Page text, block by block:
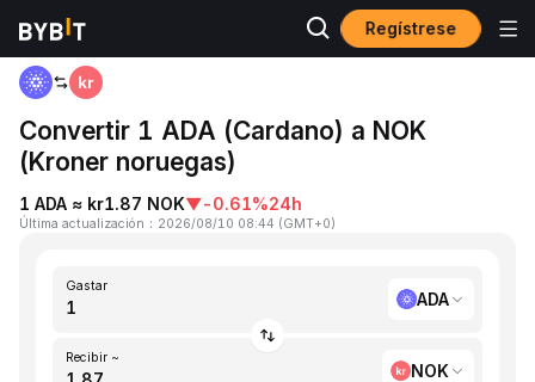
Regístrese
Inicio ADA to NOK
Convertir 1 ADA (Cardano) a NOK
(Kroner noruegas)
1 ADA ≈ kr1.87 NOK▼-0.61%24h
Última actualización ： 2026/08/10 08:44 (GMT+0)
Gastar
ADA
Recibir ~
NOK